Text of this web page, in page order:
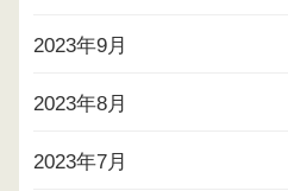
2023年9月
2023年8月
2023年7月